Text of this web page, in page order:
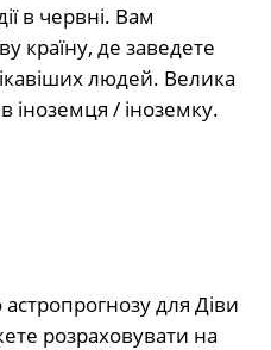
в червні. Вам
країну, де заведете
людей. Велика
іноземця / іноземку.
для Діви
розраховувати на